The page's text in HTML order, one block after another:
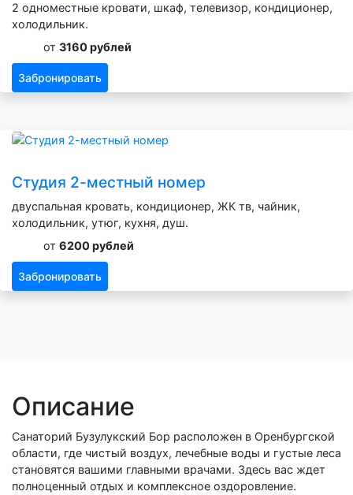
2 одноместные кровати, шкаф, телевизор, кондиционер,
холодильник.
от 3160 рублей
Забронировать
Студия 2-местный номер
двуспальная кровать, кондиционер, ЖК тв, чайник,
холодильник, утюг, кухня, душ.
от 6200 рублей
Забронировать
Описание
Санаторий Бузулукский Бор расположен в Оренбургской
области, где чистый воздух, лечебные воды и густые леса
становятся вашими главными врачами. Здесь вас ждет
полноценный отдых и комплексное оздоровление.